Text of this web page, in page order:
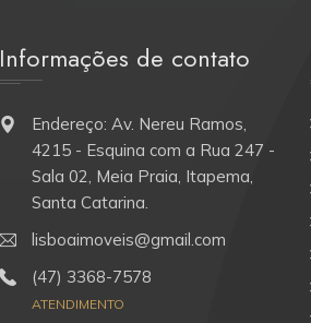
Informações de contato
Endereço: Av. Nereu Ramos,
4215 - Esquina com a Rua 247 -
Sala 02, Meia Praia, Itapema,
Santa Catarina.
lisboaimoveis@gmail.com
(47) 3368-7578
ATENDIMENTO